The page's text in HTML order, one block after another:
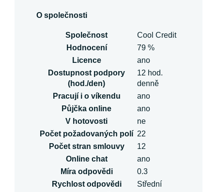
O společnosti
Společnost
Cool Credit
Hodnocení
79 %
Licence
ano
Dostupnost podpory
(hod./den)
12 hod.
denně
Pracují i o víkendu
ano
Půjčka online
ano
V hotovosti
ne
Počet požadovaných polí 22
Počet stran smlouvy
12
Online chat
ano
Míra odpovědi
0.3
Rychlost odpovědi
Střední